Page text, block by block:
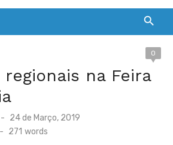
0
na Feira
Posted
on
24 de Março, 2019
- 271 words